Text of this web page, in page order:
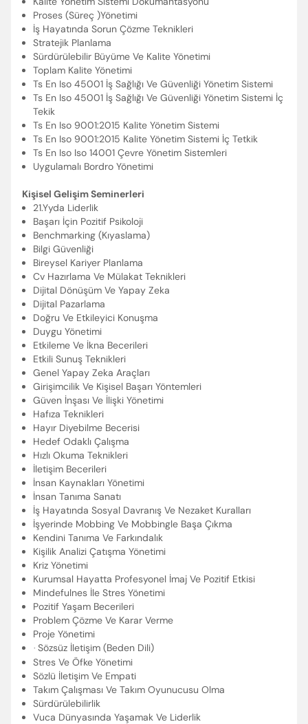
Proses (Süreç )Yönetimi
İş Hayatında Sorun Çözme Teknikleri
Stratejik Planlama
Sürdürülebilir Büyüme Ve Kalite Yönetimi
Toplam Kalite Yönetimi
Ts En Iso 45001 İş Sağlığı Ve Güvenliği Yönetim Sistemi
Ts En Iso 45001 İş Sağlığı Ve Güvenliği Yönetim Sistemi İç
Tekik
Ts En Iso 9001:2015 Kalite Yönetim Sistemi
Ts En Iso 9001:2015 Kalite Yönetim Sistemi İç Tetkik
Ts En Iso Iso 14001 Çevre Yönetim Sistemleri
Uygulamalı Bordro Yönetimi
Kişisel Gelişim Seminerleri
21.Yyda Liderlik
Başarı İçin Pozitif Psikoloji
Benchmarking (Kıyaslama)
Bilgi Güvenliği
Bireysel Kariyer Planlama
Cv Hazırlama Ve Mülakat Teknikleri
Dijital Dönüşüm Ve Yapay Zeka
Dijital Pazarlama
Doğru Ve Etkileyici Konuşma
Duygu Yönetimi
Etkileme Ve İkna Becerileri
Etkili Sunuş Teknikleri
Genel Yapay Zeka Araçları
Girişimcilik Ve Kişisel Başarı Yöntemleri
Güven İnşası Ve İlişki Yönetimi
Hafıza Teknikleri
Hayır Diyebilme Becerisi
Hedef Odaklı Çalışma
Hızlı Okuma Teknikleri
İletişim Becerileri
İnsan Kaynakları Yönetimi
İnsan Tanıma Sanatı
İş Hayatında Sosyal Davranış Ve Nezaket Kuralları
İşyerinde Mobbing Ve Mobbingle Başa Çıkma
Kendini Tanıma Ve Farkındalık
Kişilik Analizi Çatışma Yönetimi
Kriz Yönetimi
Kurumsal Hayatta Profesyonel İmaj Ve Pozitif Etkisi
Mindefulnes İle Stres Yönetimi
Pozitif Yaşam Becerileri
Problem Çözme Ve Karar Verme
Proje Yönetimi
· Sözsüz İletişim (Beden Dili)
Stres Ve Öfke Yönetimi
Sözlü İletişim Ve Empati
Takım Çalışması Ve Takım Oyunucusu Olma
Sürdürülebilirlik
Vuca Dünyasında Yaşamak Ve Liderlik